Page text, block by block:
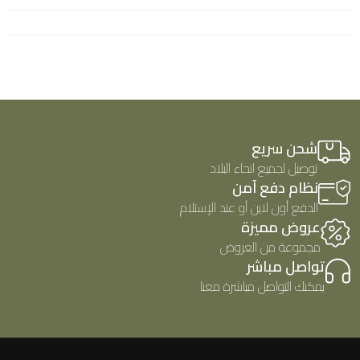
شحن سريع
توصيل لجميع انحاء البلاد
نظام دفع آمن
الدفع أون لاين أو عند الإستلام
عروض مميزة
مجموعة من العروض
تواصل مباشر
يمكنك التواصل مباشرة معنا